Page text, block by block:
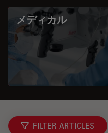
メディカル
FILTER ARTICLES